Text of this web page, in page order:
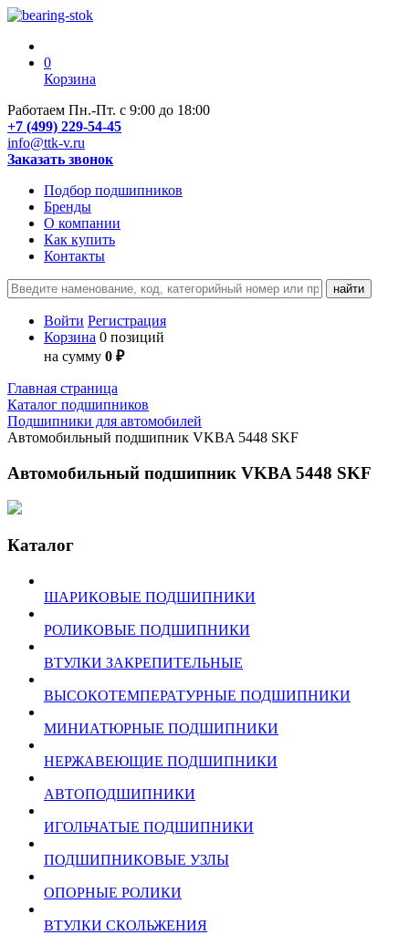
0
Корзина
Работаем Пн.-Пт. с 9:00 до 18:00
+7 (499) 229-54-45
info@ttk-v.ru
Заказать звонок
Подбор подшипников
Бренды
О компании
Как купить
Контакты
Войти Регистрация
Корзина 0 позиций
на сумму 0 ₽
Главная страница
Каталог подшипников
Подшипники для автомобилей
Автомобильный подшипник VKBA 5448 SKF
Автомобильный подшипник VKBA 5448 SKF
Каталог
ШАРИКОВЫЕ ПОДШИПНИКИ
РОЛИКОВЫЕ ПОДШИПНИКИ
ВТУЛКИ ЗАКРЕПИТЕЛЬНЫЕ
ВЫСОКОТЕМПЕРАТУРНЫЕ ПОДШИПНИКИ
МИНИАТЮРНЫЕ ПОДШИПНИКИ
НЕРЖАВЕЮЩИЕ ПОДШИПНИКИ
АВТОПОДШИПНИКИ
ИГОЛЬЧАТЫЕ ПОДШИПНИКИ
ПОДШИПНИКОВЫЕ УЗЛЫ
ОПОРНЫЕ РОЛИКИ
ВТУЛКИ СКОЛЬЖЕНИЯ